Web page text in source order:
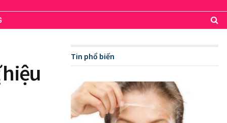
hiệu
Tin phổ biến